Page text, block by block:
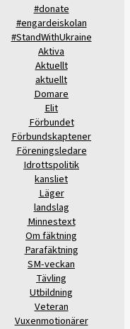
#donate
#engardeiskolan
#StandWithUkraine
Aktiva
Aktuellt
aktuellt
Domare
Elit
Förbundet
Förbundskaptener
Föreningsledare
Idrottspolitik
kansliet
Läger
landslag
Minnestext
Om fäktning
Parafäktning
SM-veckan
Tävling
Utbildning
Veteran
Vuxenmotionärer